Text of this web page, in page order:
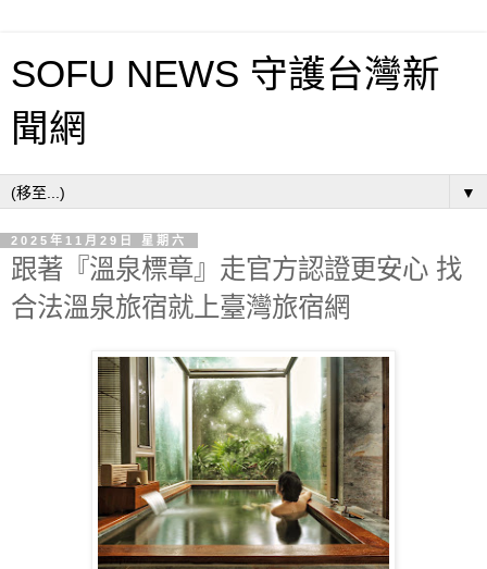
SOFU NEWS 守護台灣新
聞網
▼
2025年11月29日 星期六
跟著『溫泉標章』走官方認證更安心 找
合法溫泉旅宿就上臺灣旅宿網